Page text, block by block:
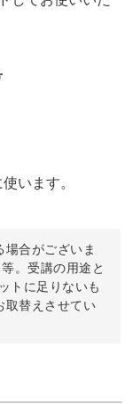
います。
合がございま
。受講の用途と
トに足りないも
取替えさせてい